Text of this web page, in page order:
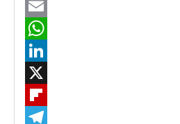
Mastodon
Email
WhatsApp
LinkedIn
Flipboard